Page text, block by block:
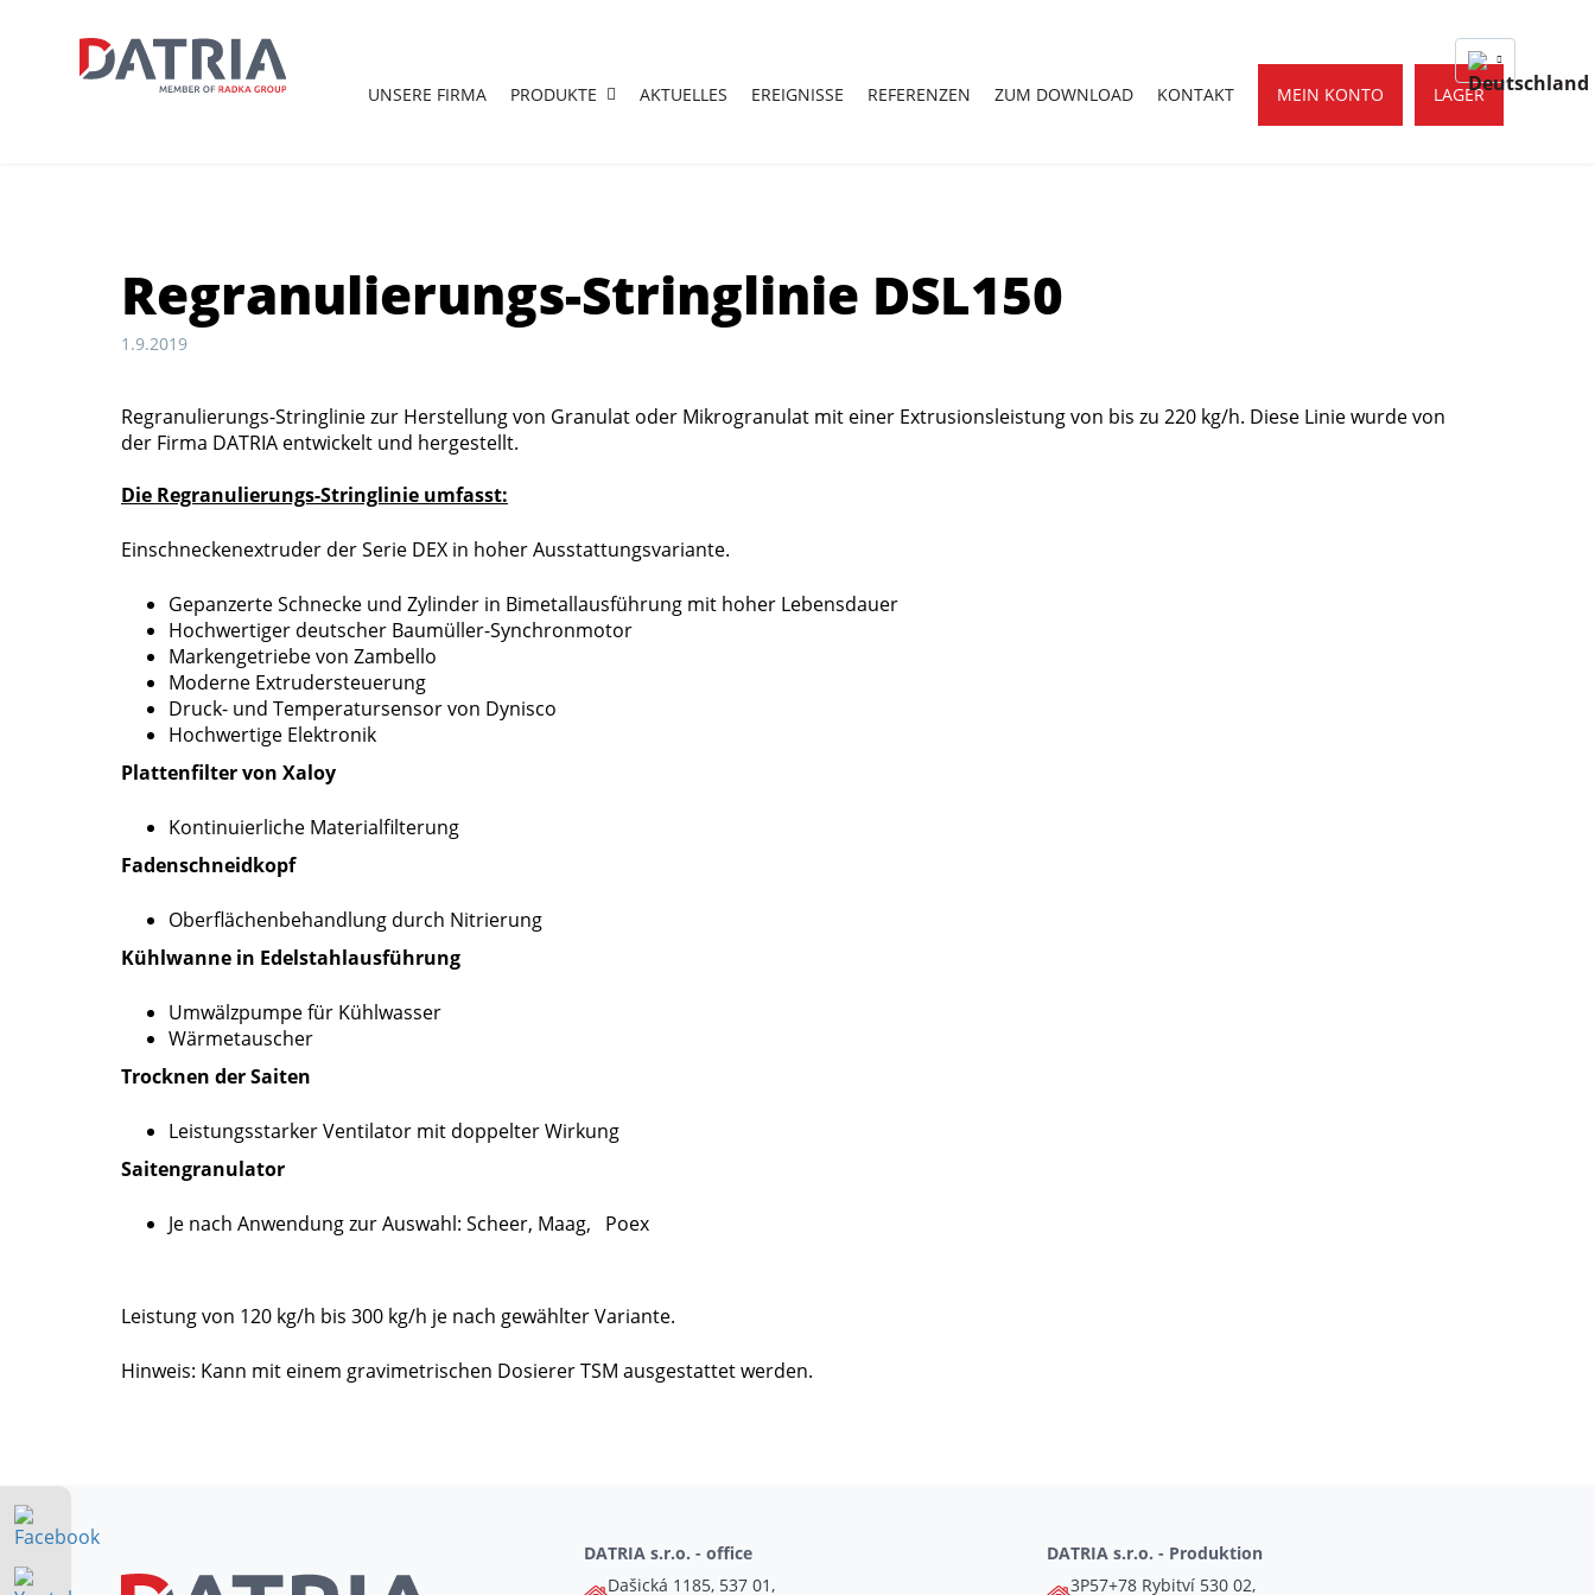
UNSERE FIRMA PRODUKTE AKTUELLES EREIGNISSE REFERENZEN ZUM DOWNLOAD KONTAKT MEIN KONTO LAGER
Regranulierungs-Stringlinie DSL150
1.9.2019
Regranulierungs-Stringlinie zur Herstellung von Granulat oder Mikrogranulat mit einer Extrusionsleistung von bis zu 220 kg/h. Diese Linie wurde von
der Firma DATRIA entwickelt und hergestellt.
Die Regranulierungs-Stringlinie umfasst:
Einschneckenextruder der Serie DEX in hoher Ausstattungsvariante.
Gepanzerte Schnecke und Zylinder in Bimetallausführung mit hoher Lebensdauer
Hochwertiger deutscher Baumüller-Synchronmotor
Markengetriebe von Zambello
Moderne Extrudersteuerung
Druck- und Temperatursensor von Dynisco
Hochwertige Elektronik
Plattenfilter von Xaloy
Kontinuierliche Materialfilterung
Fadenschneidkopf
Oberflächenbehandlung durch Nitrierung
Kühlwanne in Edelstahlausführung
Umwälzpumpe für Kühlwasser
Wärmetauscher
Trocknen der Saiten
Leistungsstarker Ventilator mit doppelter Wirkung
Saitengranulator
Je nach Anwendung zur Auswahl: Scheer, Maag, Poex
Leistung von 120 kg/h bis 300 kg/h je nach gewählter Variante.
Hinweis: Kann mit einem gravimetrischen Dosierer TSM ausgestattet werden.
DATRIA s.r.o. - office
Dašická 1185, 537 01,
DATRIA s.r.o. - Produktion
3P57+78 Rybitví 530 02,